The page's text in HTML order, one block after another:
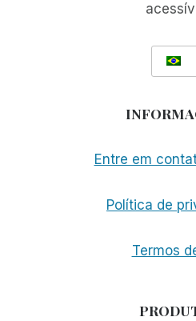
Entre em
Política de
Termos